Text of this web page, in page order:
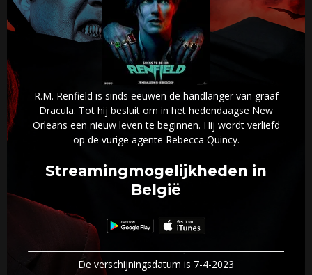
R.M. Renfield is sinds eeuwen de handlanger van graaf
Dracula. Tot hij besluit om in het hedendaagse New
Orleans een nieuw leven te beginnen. Hij wordt verliefd
op de vurige agente Rebecca Quincy.
Streamingmogelijkheden in
België
De verschijningsdatum is 7-4-2023